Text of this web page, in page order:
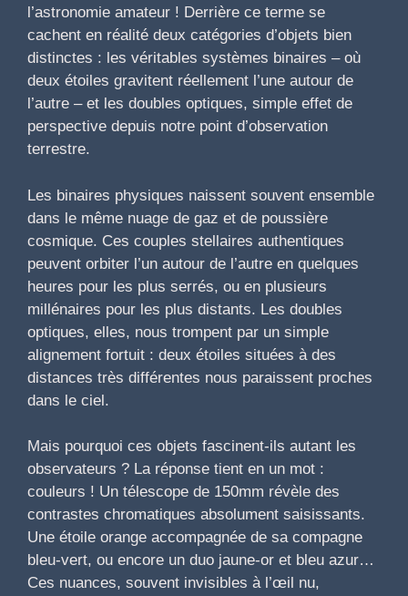
l’astronomie amateur ! Derrière ce terme se
cachent en réalité deux catégories d’objets bien
distinctes : les véritables systèmes binaires – où
deux étoiles gravitent réellement l’une autour de
l’autre – et les doubles optiques, simple effet de
perspective depuis notre point d’observation
terrestre.
Les binaires physiques naissent souvent ensemble
dans le même nuage de gaz et de poussière
cosmique. Ces couples stellaires authentiques
peuvent orbiter l’un autour de l’autre en quelques
heures pour les plus serrés, ou en plusieurs
millénaires pour les plus distants. Les doubles
optiques, elles, nous trompent par un simple
alignement fortuit : deux étoiles situées à des
distances très différentes nous paraissent proches
dans le ciel.
Mais pourquoi ces objets fascinent-ils autant les
observateurs ? La réponse tient en un mot :
couleurs ! Un télescope de 150mm révèle des
contrastes chromatiques absolument saisissants.
Une étoile orange accompagnée de sa compagne
bleu-vert, ou encore un duo jaune-or et bleu azur…
Ces nuances, souvent invisibles à l’œil nu,